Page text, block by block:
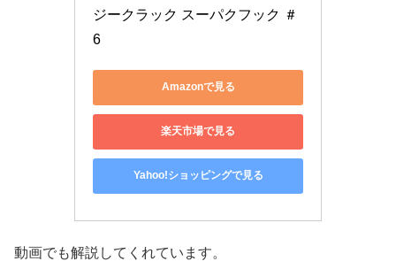
ジークラック スーパクフック ＃
6
Amazonで見る
楽天市場で見る
Yahoo!ショッピングで見る
動画でも解説してくれています。